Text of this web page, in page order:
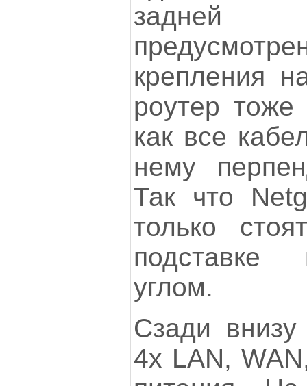
задней
крепления
роутер тоже
как все
нему
Так что
только
углом.
Сзади внизу
4х LAN,